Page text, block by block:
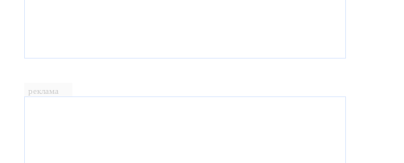
реклама